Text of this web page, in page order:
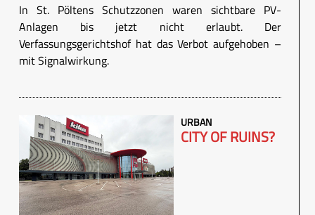
In St. Pöltens Schutzzonen waren sichtbare PV-
Anlagen bis jetzt nicht erlaubt. Der
Verfassungsgerichtshof hat das Verbot aufgehoben –
mit Signalwirkung.
URBAN
CITY OF RUINS?